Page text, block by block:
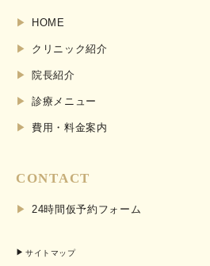
HOME
クリニック紹介
院長紹介
診療メニュー
費用・料金案内
CONTACT
24時間仮予約フォーム
サイトマップ